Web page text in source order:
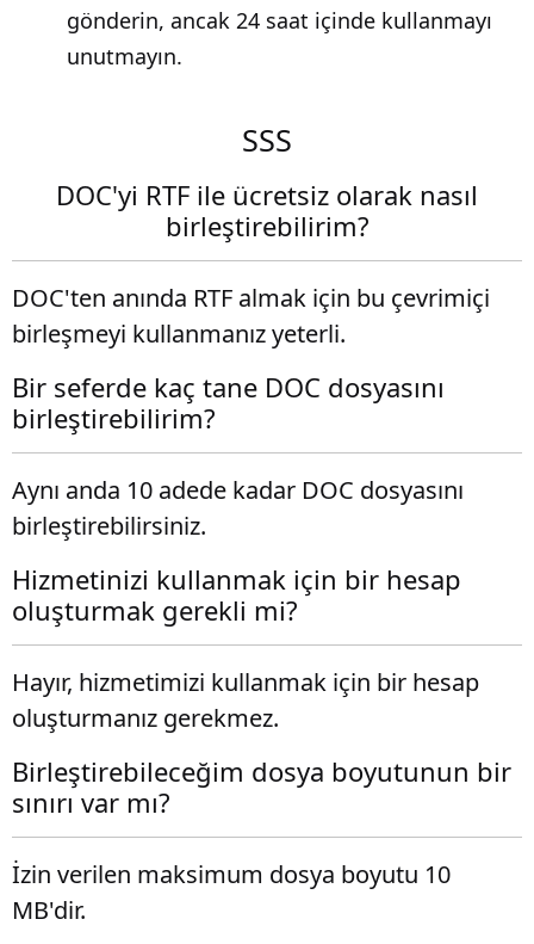
gönderin, ancak 24 saat içinde kullanmayı
unutmayın.
SSS
DOC'yi RTF ile ücretsiz olarak nasıl
birleştirebilirim?
DOC'ten anında RTF almak için bu çevrimiçi
birleşmeyi kullanmanız yeterli.
Bir seferde kaç tane DOC dosyasını
birleştirebilirim?
Aynı anda 10 adede kadar DOC dosyasını
birleştirebilirsiniz.
Hizmetinizi kullanmak için bir hesap
oluşturmak gerekli mi?
Hayır, hizmetimizi kullanmak için bir hesap
oluşturmanız gerekmez.
Birleştirebileceğim dosya boyutunun bir
sınırı var mı?
İzin verilen maksimum dosya boyutu 10
MB'dir.